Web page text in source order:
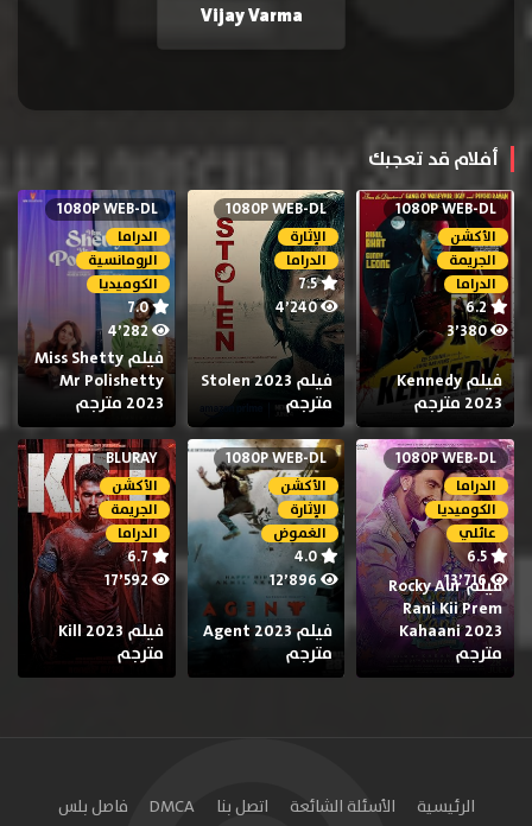
Vijay Varma
أفلام قد تعجبك
1080P WEB-DL
الأكشن
الجريمة
الدراما
6.2
فيلم Kennedy
2023 مترجم
1080P WEB-DL
الإثارة
الدراما
7.5
4٬240
فيلم Stolen 2023
مترجم
1080P WEB-DL
الدراما
الرومانسية
الكوميديا
7.0
4٬282
فيلم Miss Shetty
Mr Polishetty
2023 مترجم
1080P WEB-DL
الدراما
الكوميديا
عائلي
13٬716
فيلم Rocky Aur
Rani Kii Prem
Kahaani 2023
مترجم
1080P WEB-DL
الأكشن
الإثارة
الغموض
4.0
12٬896
فيلم Agent 2023
مترجم
BLURAY
الأكشن
الجريمة
الدراما
6.7
17٬592
فيلم Kill 2023
مترجم
الرئيسية الأسئلة الشائعة اتصل بنا DMCA فاصل بلس